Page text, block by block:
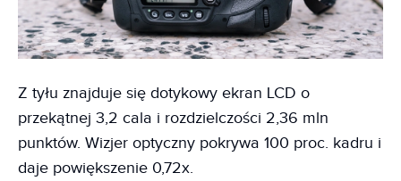
Z tyłu znajduje się dotykowy ekran LCD o
przekątnej 3,2 cala i rozdzielczości 2,36 mln
punktów. Wizjer optyczny pokrywa 100 proc. kadru i
daje powiększenie 0,72x.